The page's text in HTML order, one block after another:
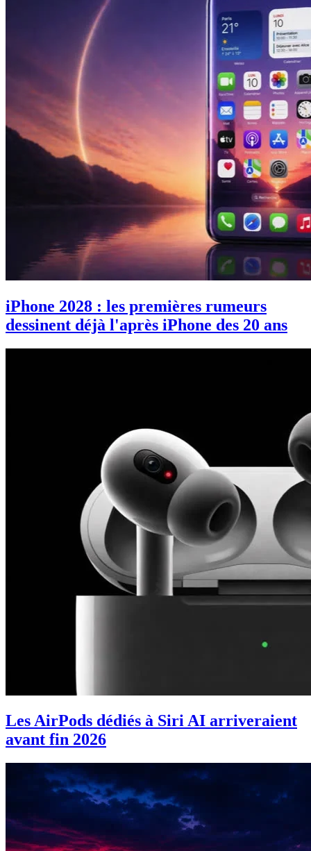
iPhone 2028 : les premières rumeurs
dessinent déjà l'après iPhone des 20 ans
Les AirPods dédiés à Siri AI arriveraient
avant fin 2026